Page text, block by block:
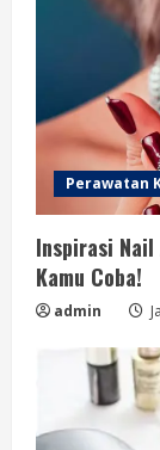
Perawatan
Inspirasi
Kamu Coba!
admin